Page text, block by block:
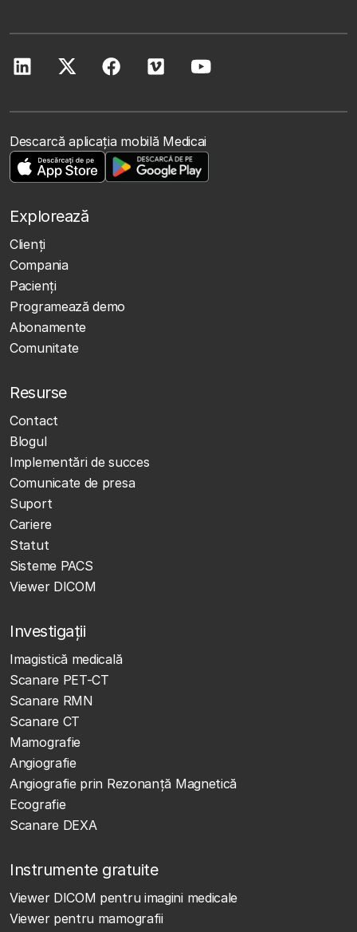
Descarcă aplicația mobilă Medicai
Explorează
Clienţi
Compania
Pacienți
Programează demo
Abonamente
Comunitate
Resurse
Contact
Blogul
Implementări de succes
Comunicate de presa
Suport
Cariere
Statut
Sisteme PACS
Viewer DICOM
Investigații
Imagistică medicală
Scanare PET-CT
Scanare RMN
Scanare CT
Mamografie
Angiografie
Angiografie prin Rezonanță Magnetică
Ecografie
Scanare DEXA
Instrumente gratuite
Viewer DICOM pentru imagini medicale
Viewer pentru mamografii